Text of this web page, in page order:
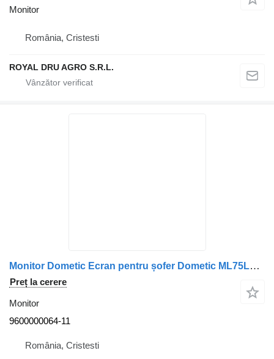
Monitor
România, Cristesti
ROYAL DRU AGRO S.R.L.
Monitor Dometic Ecran pentru șofer Dometic ML75LX Scania 9600000064-11 pentru camion
Preț la cerere
Monitor
9600000064-11
România, Cristesti